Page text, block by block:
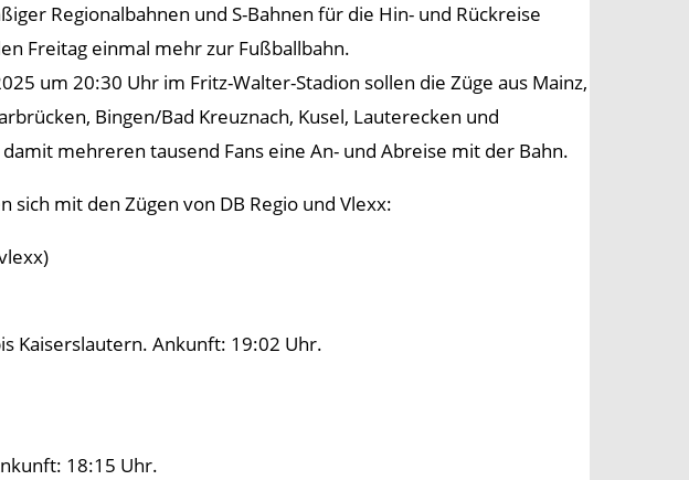
Regionalbahnen und S-Bahnen für die Hin- und Rückreise
Freitag einmal mehr zur Fußballbahn.
um 20:30 Uhr im Fritz-Walter-Stadion sollen die Züge aus Mainz,
Bingen/Bad Kreuznach, Kusel, Lauterecken und
mehreren tausend Fans eine An- und Abreise mit der Bahn.
mit den Zügen von DB Regio und Vlexx:
Kaiserslautern. Ankunft: 19:02 Uhr.
18:15 Uhr.